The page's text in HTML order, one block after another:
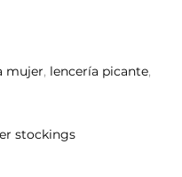
mujer, lencería picante,
stockings